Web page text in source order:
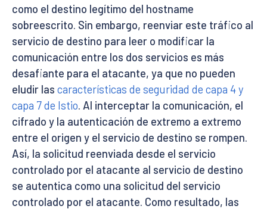
como el destino legítimo del hostname
sobreescrito. Sin embargo, reenviar este tráfico al
servicio de destino para leer o modificar la
comunicación entre los dos servicios es más
desafiante para el atacante, ya que no pueden
eludir las características de seguridad de capa 4 y
capa 7 de Istio. Al interceptar la comunicación, el
cifrado y la autenticación de extremo a extremo
entre el origen y el servicio de destino se rompen.
Así, la solicitud reenviada desde el servicio
controlado por el atacante al servicio de destino
se autentica como una solicitud del servicio
controlado por el atacante. Como resultado, las